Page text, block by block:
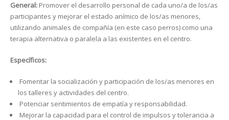
General: Promover el desarrollo personal de cada uno/a de los/as
participantes y mejorar el estado anímico de los/as menores,
utilizando animales de compañía (en este caso perros) como una
terapia alternativa o paralela a las existentes en el centro.
Específicos:
Fomentar la socialización y participación de los/as menores en
los talleres y actividades del centro.
Potenciar sentimientos de empatía y responsabilidad.
Mejorar la capacidad para el control de impulsos y tolerancia a